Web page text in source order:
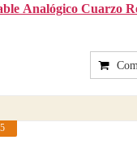
Analógico Cuarzo